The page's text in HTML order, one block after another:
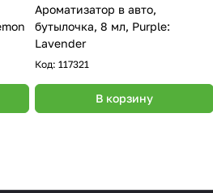
Ароматизатор в авто,
бутылочка, 8 мл, Purple:
Lavender
Код: 117321
В корзину